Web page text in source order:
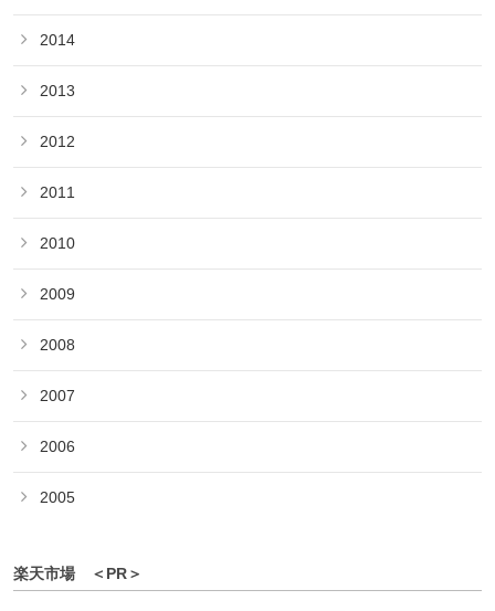
2014
2013
2012
2011
2010
2009
2008
2007
2006
2005
楽天市場 ＜PR＞